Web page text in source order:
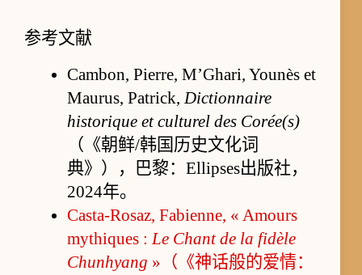
参考文献
Cambon, Pierre, M’Ghari, Younès et
Maurus, Patrick,Dictionnaire
historique et culturel des Corée(s)
（《朝鲜/韩国历史文化词
典》），巴黎：Ellipses出版社，
2024年。
Casta-Rosaz, Fabienne, « Amours
mythiques :Le Chant de la fidèle
Chunhyang »（《神话般的爱情：